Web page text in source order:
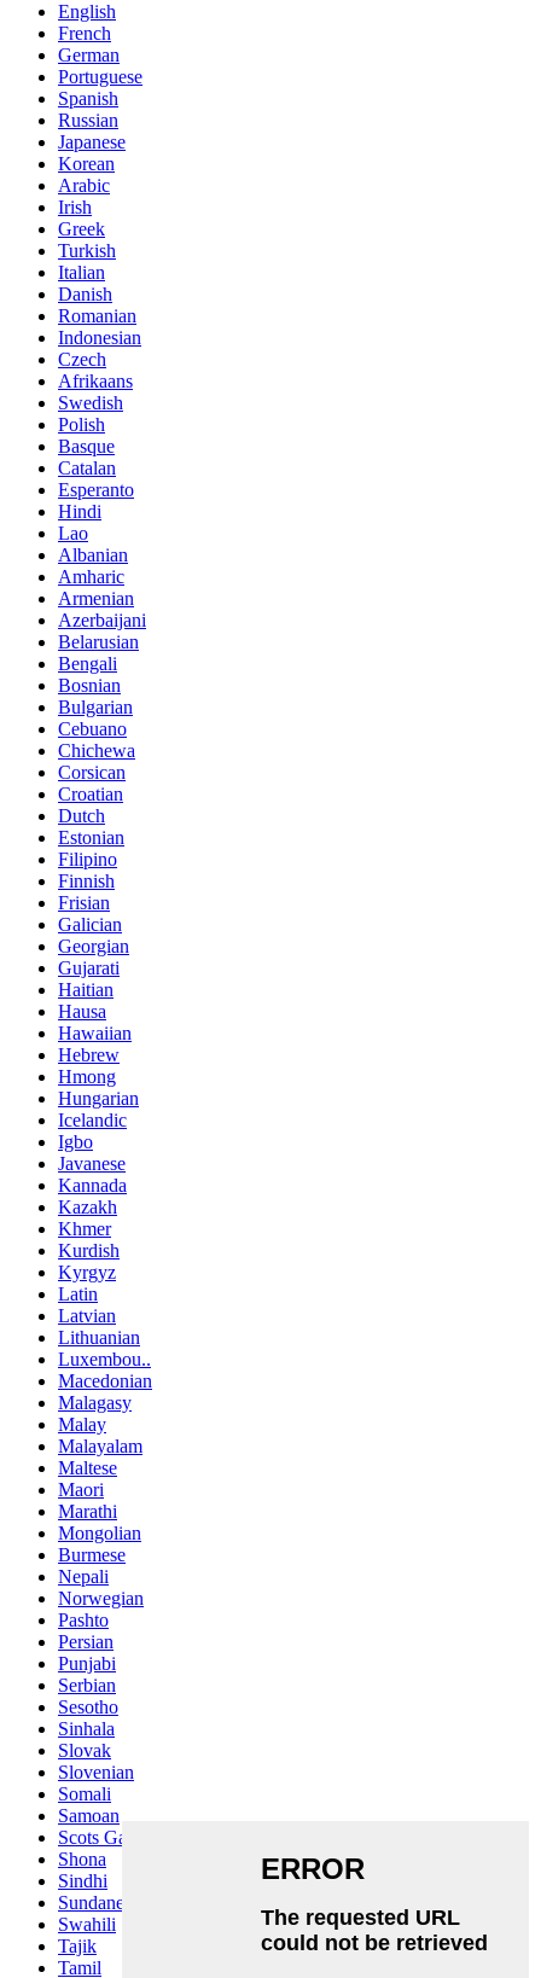
English
French
German
Portuguese
Spanish
Russian
Japanese
Korean
Arabic
Irish
Greek
Turkish
Italian
Danish
Romanian
Indonesian
Czech
Afrikaans
Swedish
Polish
Basque
Catalan
Esperanto
Hindi
Lao
Albanian
Amharic
Armenian
Azerbaijani
Belarusian
Bengali
Bosnian
Bulgarian
Cebuano
Chichewa
Corsican
Croatian
Dutch
Estonian
Filipino
Finnish
Frisian
Galician
Georgian
Gujarati
Haitian
Hausa
Hawaiian
Hebrew
Hmong
Hungarian
Icelandic
Igbo
Javanese
Kannada
Kazakh
Khmer
Kurdish
Kyrgyz
Latin
Latvian
Lithuanian
Luxembou..
Macedonian
Malagasy
Malay
Malayalam
Maltese
Maori
Marathi
Mongolian
Burmese
Nepali
Norwegian
Pashto
Persian
Punjabi
Serbian
Sesotho
Sinhala
Slovak
Slovenian
Somali
Samoan
Scots Gaelic
Shona
Sindhi
Sundanese
Swahili
Tajik
Tamil